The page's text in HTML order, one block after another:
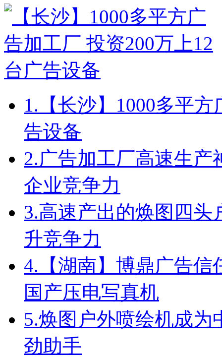
1. 【长沙】1000多平
告设备
2.广告加工厂高速生产
企业竞争力
3.高速产出的焕图四头
升竞争力
4. 【湖南】博鼎广告
国产压电写真机
5.焕图户外喷绘机成为
劲助手